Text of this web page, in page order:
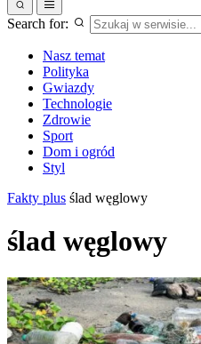
Search for:
Nasz temat
Polityka
Gwiazdy
Technologie
Zdrowie
Sport
Dom i ogród
Styl
Fakty plus ślad węglowy
ślad węglowy